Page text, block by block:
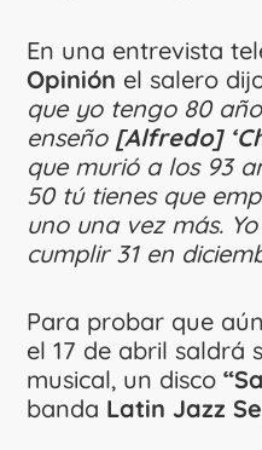
En una entrevista
Opinión el salero
que yo tengo 80
enseño [Alfredo]
que murió a los 93
50 tú tienes que
uno una vez más.
cumplir 31 en
Para probar que
el 17 de abril saldrá
musical, un disco
banda Latin Jazz